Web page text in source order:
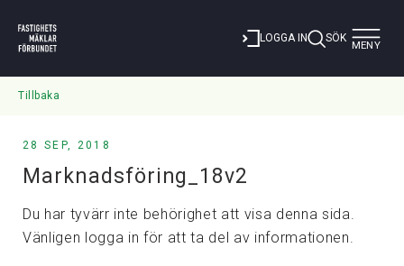
LOGGA IN SÖK Toggle
MENY
Tillbaka
28 SEP, 2018
Marknadsföring_18v2
Du har tyvärr inte behörighet att visa denna sida.
Vänligen logga in för att ta del av informationen.